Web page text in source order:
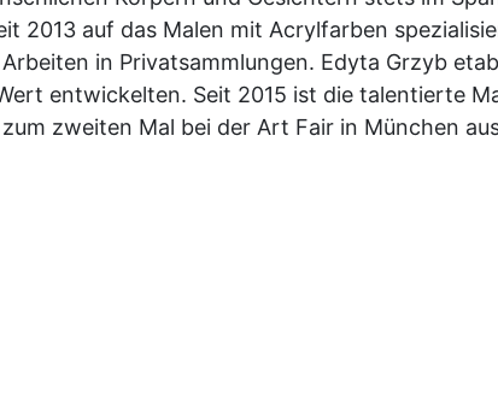
2013 auf das Malen mit Acrylfarben
in Privatsammlungen. Edyta Grzyb
entwickelten. Seit 2015 ist die talentierte
zweiten Mal bei der Art Fair in München